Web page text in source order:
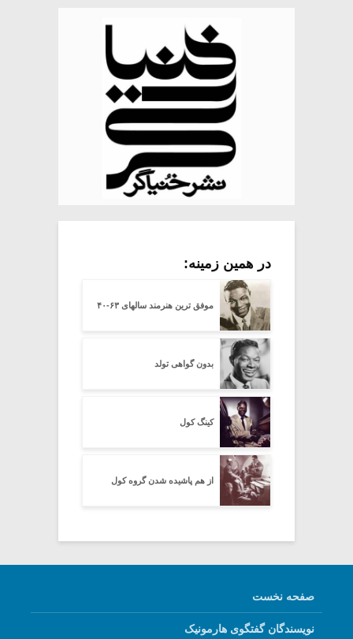
در همین زمینه:
موفق ترین هنرمند سالهای ۶۳-۴۰
بدون گواهی تولد
کینگ کول
از هم پاشیده شدن گروه کول
صفحه نخست
نویسندگان گفتگوی هارمونیک